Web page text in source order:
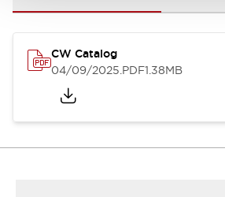
CW Catalog
04/09/2025.PDF1.38MB